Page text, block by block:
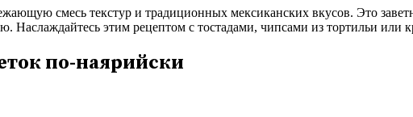
смесь текстур и традиционных мексиканских вкусов. Это
этим рецептом с тостадами, чипсами из тортильи или
по-наярийски